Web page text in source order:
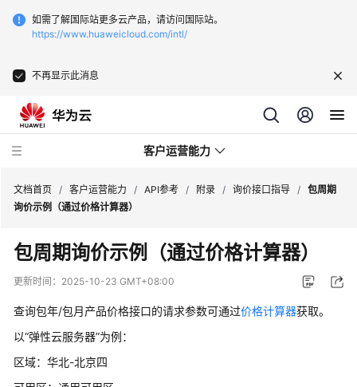
如需了解国际站更多云产品，请访问国际站。
https://www.huaweicloud.com/intl/
不再显示此消息
客户运营能力
参
考
文
档
订
记
文档首页 / 客户运营能力 / API参考 / 附录 / 询价接口指导 / 包周期
询价示例（通过价格计算器）
包周期询价示例（通过价格计算器）
更新时间： 2025-10-23 GMT+08:00
查询包年/包月产品价格接口的请求参数可通过价格计算器获取。
以“弹性云服务器”为例：
区域：华北-北京四